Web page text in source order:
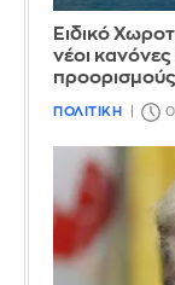
Ειδικό
νέοι κανόνες
ΠΟΛΙΤΙΚΗ